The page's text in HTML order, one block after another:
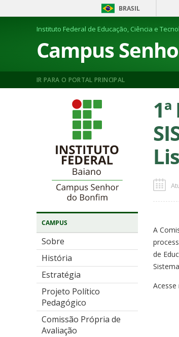
BRASIL
Instituto Federal de Educação, Ciência e
Campus
IR PARA O PORTAL PRINCIPAL
CAMPUS
Sobre
História
Estratégia
Projeto Político
Pedagógico
Comissão Própria de
Avaliação
A
de
Acesse